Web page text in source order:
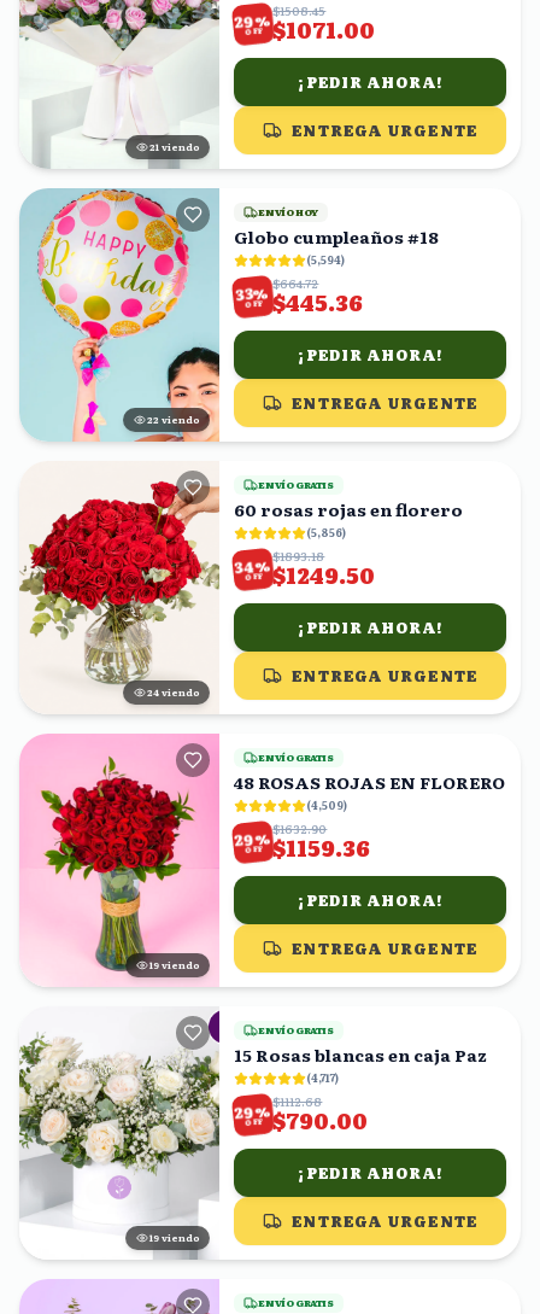
22 viendo
29%
OFF
$1508.45
$1071.00
¡PEDIR AHORA!
ENTREGA URGENTE
23 viendo
ENVÍO HOY
Globo cumpleaños #18
(5,594)
33%
OFF
$664.72
$445.36
¡PEDIR AHORA!
ENTREGA URGENTE
23 viendo
ENVÍO GRATIS
60 rosas rojas en florero
(5,856)
34%
OFF
$1893.18
$1249.50
¡PEDIR AHORA!
ENTREGA URGENTE
20 viendo
ENVÍO GRATIS
48 ROSAS ROJAS EN FLORERO
(4,509)
29%
OFF
$1632.90
$1159.36
¡PEDIR AHORA!
ENTREGA URGENTE
18 viendo
ENVÍO GRATIS
15 Rosas blancas en caja Paz
(4,717)
29%
OFF
$1112.68
$790.00
¡PEDIR AHORA!
ENTREGA URGENTE
ENVÍO GRATIS